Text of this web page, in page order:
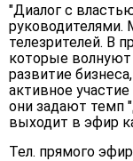
"Диалог с
телезрителей. В
которые волнуют
развитие
активное
они задают темп
выходит в эфир
Тел. прямого